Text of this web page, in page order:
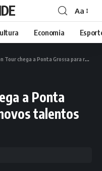
Aa
Economia
a Ponta Grossa para revelar novos talentos da moda
a Ponta
talentos